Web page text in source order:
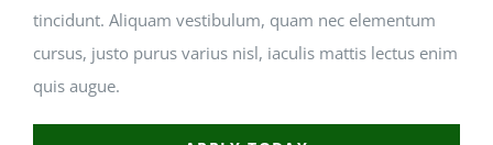
tincidunt. Aliquam vestibulum, quam nec elementum
cursus, justo purus varius nisl, iaculis mattis lectus enim
quis augue.